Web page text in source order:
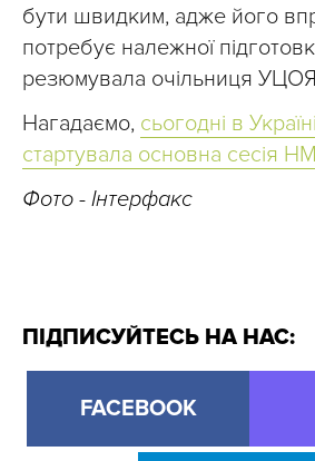
бути швидким, адже його
потребує належної
резюмувала очільниця
Нагадаємо, сьогодні в
стартувала основна сесія
Фото - Інтерфакс
ПІДПИСУЙТЕСЬ НА НАС:
FACEBOOK